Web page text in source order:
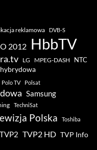
reklamowa DVB-S
2012 HbbTV
LG MPEG-DASH NTC
Polo TV Polsat
Samsung
TechniSat
Polska Toshiba
TVP2 TVP2 HD TVP Info